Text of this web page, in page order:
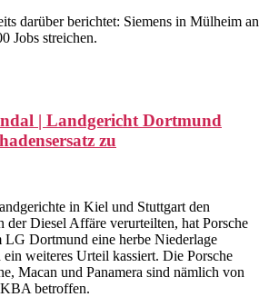
darüber berichtet: Siemens in Mülheim an
Jobs streichen.
| Landgericht Dortmund
zu
in Kiel und Stuttgart den
der Diesel Affäre verurteilten, hat Porsche
LG Dortmund eine herbe Niederlage
ein weiteres Urteil kassiert. Die Porsche
Macan und Panamera sind nämlich von
betroffen.